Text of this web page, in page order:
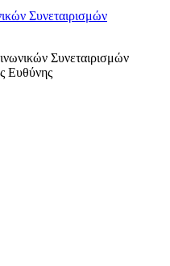
Συνεταιρισμών
Ευθύνης